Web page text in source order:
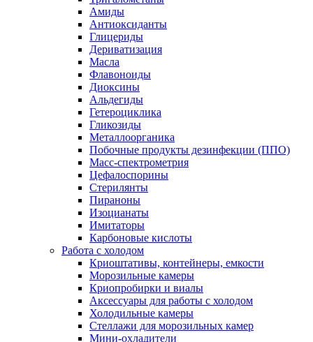
Амиды
Антиоксиданты
Глицериды
Дериватизация
Масла
Флавоноиды
Диоксины
Альдегиды
Гетероциклика
Гликозиды
Металлоорганика
Побочные продукты дезинфекции (ППО)
Масс-спектрометрия
Цефалоспорины
Стерилянты
Пираноны
Изоцианаты
Имитаторы
Карбоновые кислоты
Работа с холодом
Криоштативы, контейнеры, емкости
Морозильные камеры
Криопробирки и виалы
Аксессуары для работы с холодом
Холодильные камеры
Стеллажи для морозильных камер
Мини-охладители